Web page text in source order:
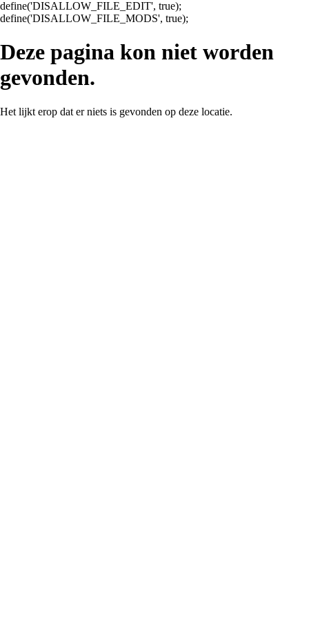
define('DISALLOW_FILE_EDIT', true);
define('DISALLOW_FILE_MODS', true);
Deze pagina kon niet worden
gevonden.
Het lijkt erop dat er niets is gevonden op deze locatie.